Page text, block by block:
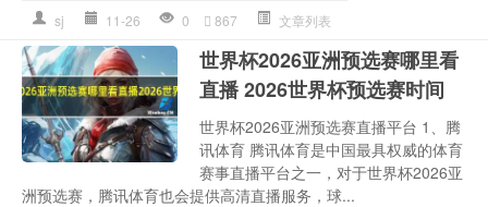
sj 11-26 0 867 文章列表
世界杯2026亚洲预选赛哪里看
直播 2026世界杯预选赛时间
世界杯2026亚洲预选赛直播平台 1、腾
讯体育 腾讯体育是中国最具权威的体育
赛事直播平台之一，对于世界杯2026亚
洲预选赛，腾讯体育也会提供高清直播服务，球...